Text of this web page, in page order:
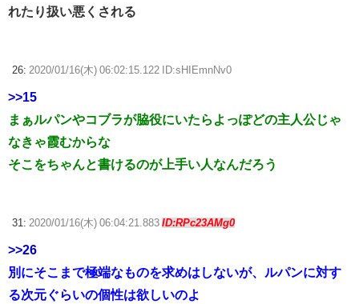
れたり扱い悪くされる
26: 2020/01/16(木) 06:02:15.122 ID:sHIEmnNv0
>>15
まぁルパンやコブラが脇役にいたらよっぽどの主人公じゃ
なきゃ霞むからな
そこをちゃんと書けるのが上手い人なんだろう
31: 2020/01/16(木) 06:04:21.883 ID:RPc23AMg0
>>26
別にそこまで極端なものを求めはしないが、ルパンに対す
る次元ぐらいの個性は欲しいのよ